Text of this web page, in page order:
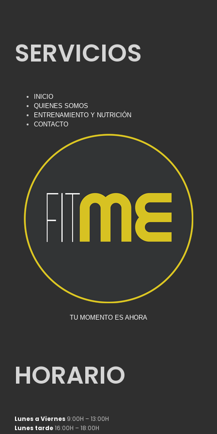
SERVICIOS
INICIO
QUIENES SOMOS
ENTRENAMIENTO Y NUTRICIÓN
CONTACTO
TU MOMENTO ES AHORA
HORARIO
Lunes a Viernes 9:00H – 13:00H
Lunes tarde16:00H – 18:00H